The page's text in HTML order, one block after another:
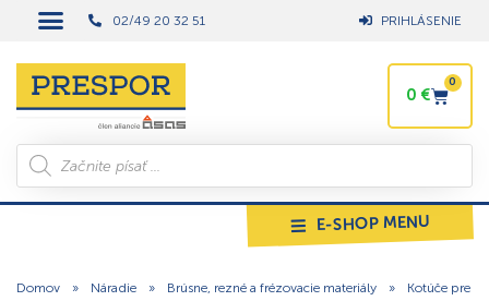
02/49 20 32 51 PRIHLÁSENIE
0 €
0
E-SHOP MENU
Domov » Náradie » Brúsne, rezné a frézovacie materiály »
Kotúče pre